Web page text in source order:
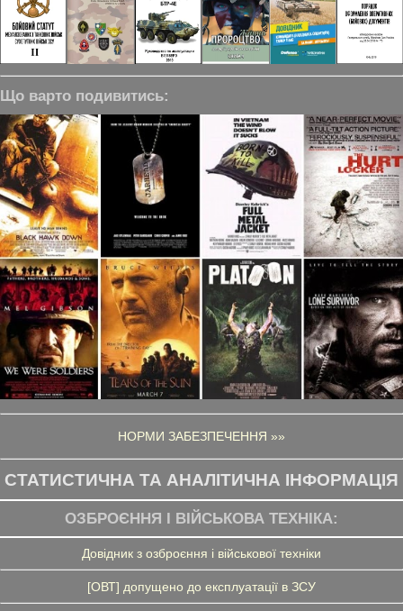
Що варто подивитись:
НОРМИ ЗАБЕЗПЕЧЕННЯ »»
СТАТИСТИЧНА ТА АНАЛІТИЧНА ІНФОРМАЦІЯ
ОЗБРОЄННЯ І ВІЙСЬКОВА ТЕХНІКА:
Довідник з озброєння і військової техніки
[ОВТ] допущено до експлуатації в ЗСУ